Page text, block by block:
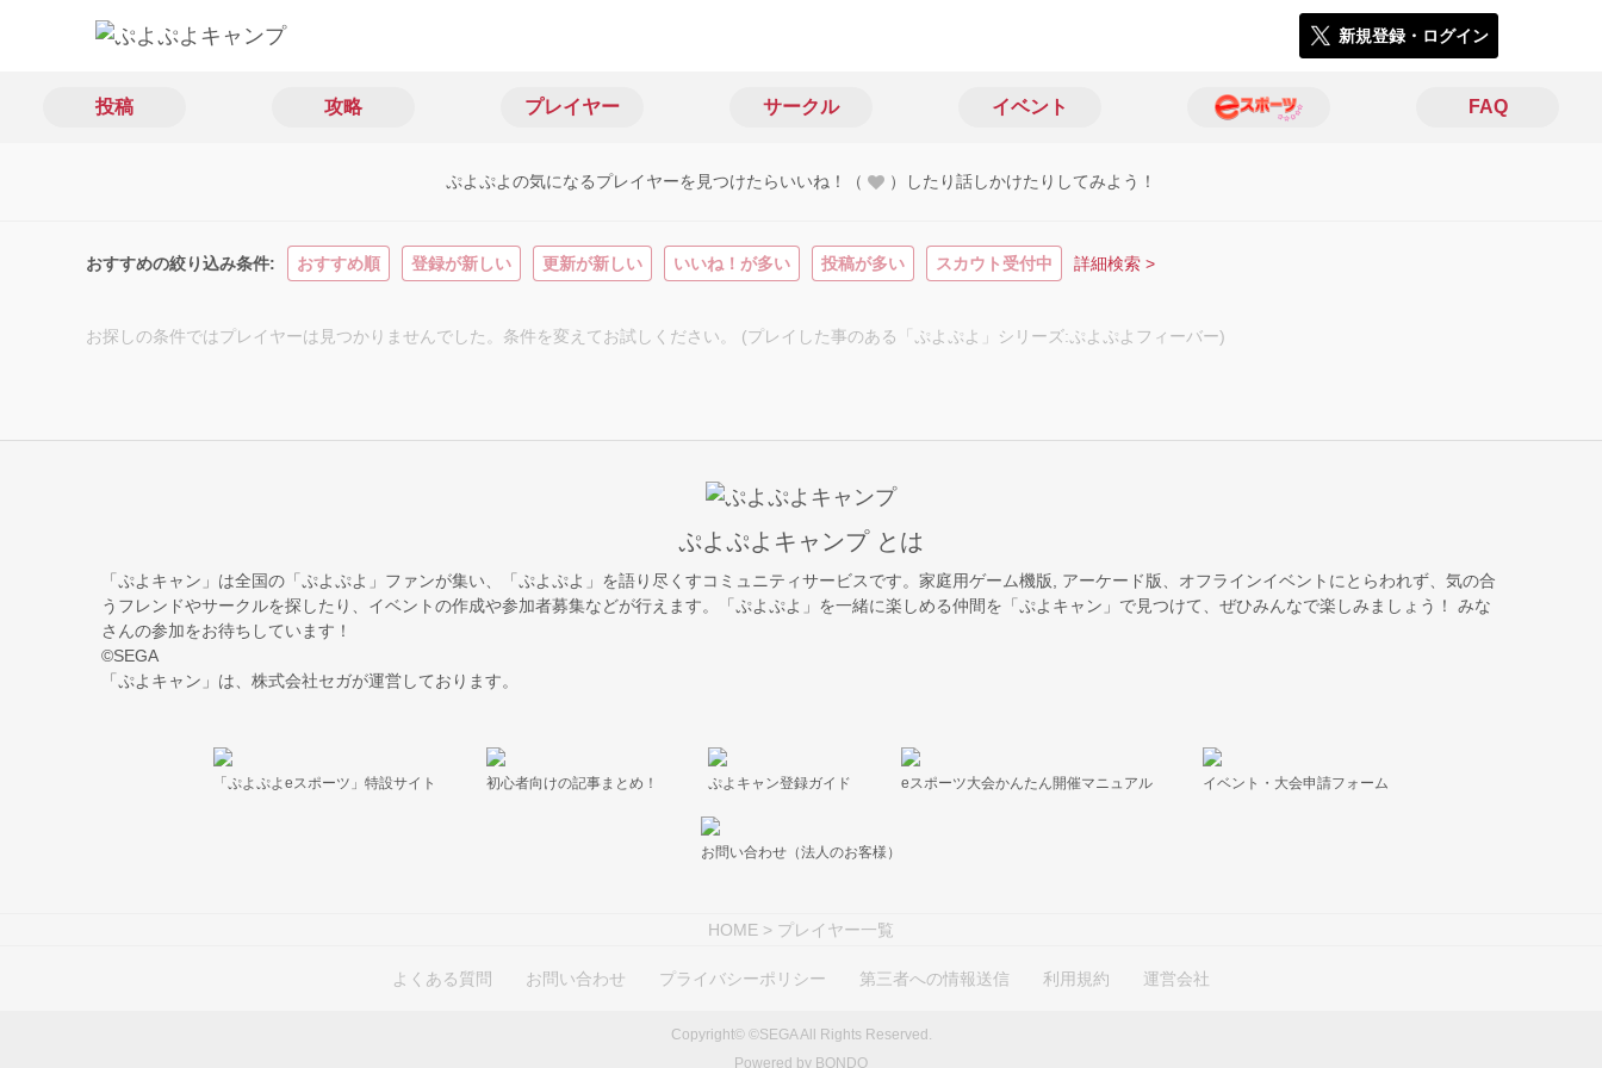
新規登録・ログイン
投稿 攻略 プレイヤー サークル イベント FAQ
ぷよぷよの気になるプレイヤーを見つけたらいいね！（ ）したり話しかけたりしてみよう！
おすすめの絞り込み条件 おすすめ順 登録が新しい 更新が新しい いいね！が多い 投稿が多い スカウト受付中 詳細検索 >
お探しの条件ではプレイヤーは見つかりませんでした。条件を変えてお試しください。 (プレイした事のある「ぷよぷよ」シリーズ:ぷよぷよフィーバー)
ぷよぷよキャンプ とは
「ぷよキャン」は全国の「ぷよぷよ」ファンが集い、「ぷよぷよ」を語り尽くすコミュニティサービスです。家庭用ゲーム機版, アーケード版、オフラインイベントにとらわれず、気の合
うフレンドやサークルを探したり、イベントの作成や参加者募集などが行えます。「ぷよぷよ」を一緒に楽しめる仲間を「ぷよキャン」で見つけて、ぜひみんなで楽しみましょう！ みな
さんの参加をお待ちしています！
©SEGA
「ぷよキャン」は、株式会社セガが運営しております。
「ぷよぷよeスポーツ」特設サイト 初心者向けの記事まとめ！ ぷよキャン登録ガイド eスポーツ大会かんたん開催マニュアル イベント・大会申請フォーム
お問い合わせ（法人のお客様）
HOME > プレイヤー一覧
よくある質問 お問い合わせ プライバシーポリシー 第三者への情報送信 利用規約 運営会社
Copyright© ©SEGA All Rights Reserved.
Powered by BONDO